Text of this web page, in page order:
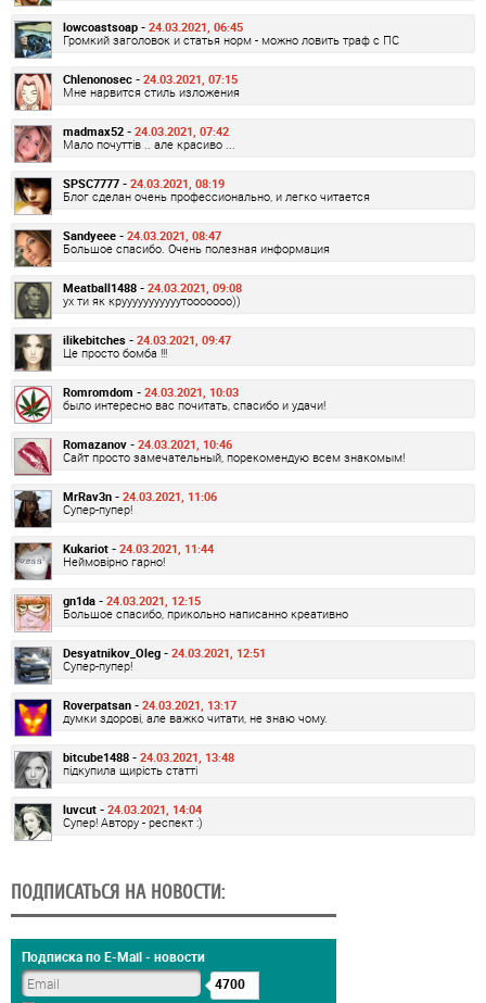
lowcoastsoap - 24.03.2021, 06:45
Громкий заголовок и статья норм - можно ловить траф с ПС
Chlenonosec - 24.03.2021, 07:15
Мне нарвится стиль изложения
madmax52 - 24.03.2021, 07:42
Мало почуттів .. але красиво ...
SPSC7777 - 24.03.2021, 08:19
Блог сделан очень профессионально, и легко читается
Sandyeee - 24.03.2021, 08:47
Большое спасибо. Очень полезная информация
Meatball1488 - 24.03.2021, 09:08
ух ти як крууууууууууутооооооо))
ilikebitches - 24.03.2021, 09:47
Це просто бомба !!!
Romromdom - 24.03.2021, 10:03
было интересно вас почитать, спасибо и удачи!
Romazanov - 24.03.2021, 10:46
Сайт просто замечательный, порекомендую всем знакомым!
MrRav3n - 24.03.2021, 11:06
Супер-пупер!
Kukariot - 24.03.2021, 11:44
Неймовірно гарно!
gn1da - 24.03.2021, 12:15
Большое спасибо, прикольно написанно креативно
Desyatnikov_Oleg - 24.03.2021, 12:51
Супер-пупер!
Roverpatsan - 24.03.2021, 13:17
думки здорові, але важко читати, не знаю чому.
bitcube1488 - 24.03.2021, 13:48
підкупила щирість статті
luvcut - 24.03.2021, 14:04
Супер! Автору - респект :)
ПОДПИСАТЬСЯ НА НОВОСТИ:
Подписка по E-Mail - новости
4700